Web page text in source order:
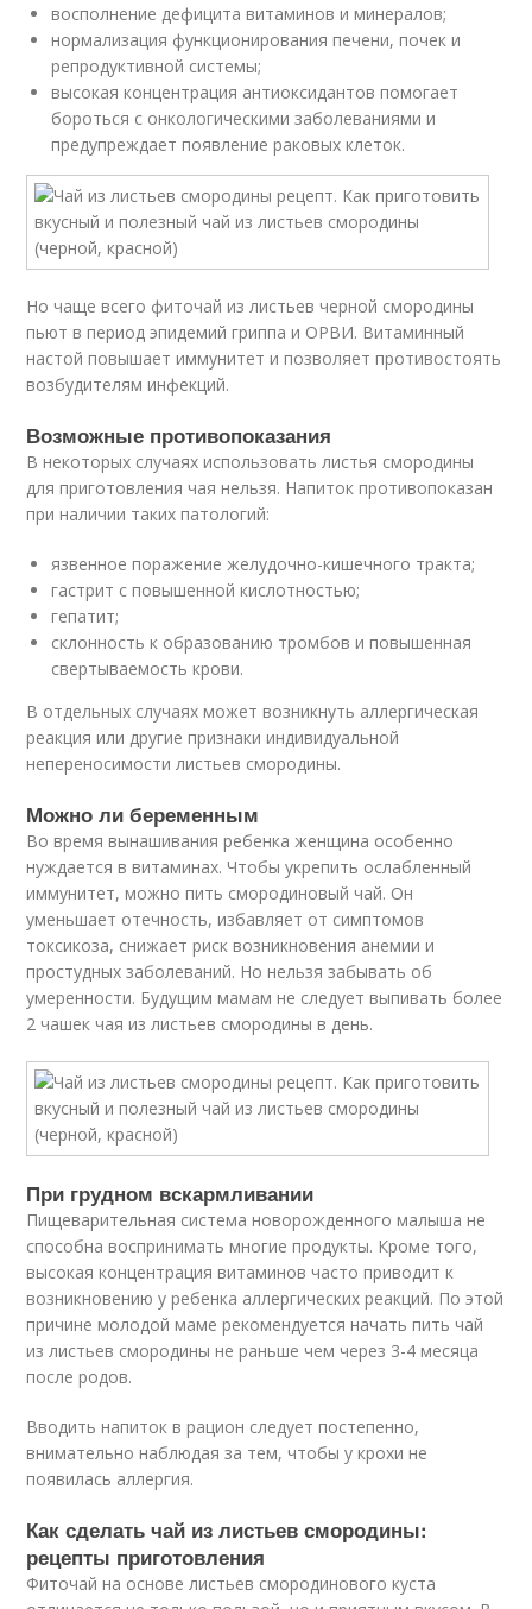
восполнение дефицита витаминов и минералов;
нормализация функционирования печени, почек и
репродуктивной системы;
высокая концентрация антиоксидантов помогает
бороться с онкологическими заболеваниями и
предупреждает появление раковых клеток.
Но чаще всего фиточай из листьев черной смородины
пьют в период эпидемий гриппа и ОРВИ. Витаминный
настой повышает иммунитет и позволяет противостоять
возбудителям инфекций.
Возможные противопоказания
В некоторых случаях использовать листья смородины
для приготовления чая нельзя. Напиток противопоказан
при наличии таких патологий:
язвенное поражение желудочно-кишечного тракта;
гастрит с повышенной кислотностью;
гепатит;
склонность к образованию тромбов и повышенная
свертываемость крови.
В отдельных случаях может возникнуть аллергическая
реакция или другие признаки индивидуальной
непереносимости листьев смородины.
Можно ли беременным
Во время вынашивания ребенка женщина особенно
нуждается в витаминах. Чтобы укрепить ослабленный
иммунитет, можно пить смородиновый чай. Он
уменьшает отечность, избавляет от симптомов
токсикоза, снижает риск возникновения анемии и
простудных заболеваний. Но нельзя забывать об
умеренности. Будущим мамам не следует выпивать более
2 чашек чая из листьев смородины в день.
При грудном вскармливании
Пищеварительная система новорожденного малыша не
способна воспринимать многие продукты. Кроме того,
высокая концентрация витаминов часто приводит к
возникновению у ребенка аллергических реакций. По этой
причине молодой маме рекомендуется начать пить чай
из листьев смородины не раньше чем через 3-4 месяца
после родов.
Вводить напиток в рацион следует постепенно,
внимательно наблюдая за тем, чтобы у крохи не
появилась аллергия.
Как сделать чай из листьев смородины:
рецепты приготовления
Фиточай на основе листьев смородинового куста